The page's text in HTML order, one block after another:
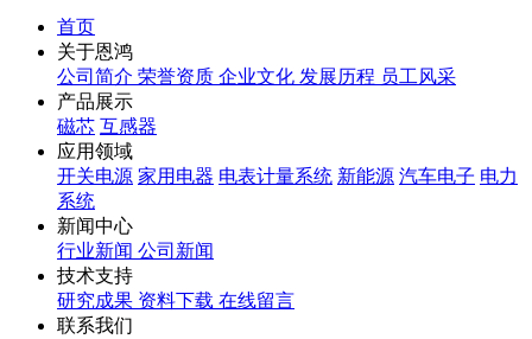
首页
关于恩鸿
公司简介 荣誉资质 企业文化 发展历程 员工风采
产品展示
磁芯 互感器
应用领域
开关电源 家用电器 电表计量系统 新能源 汽车电子 电力
系统
新闻中心
行业新闻 公司新闻
技术支持
研究成果 资料下载 在线留言
联系我们